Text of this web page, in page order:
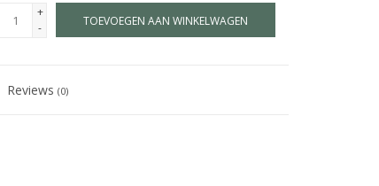
+
-
TOEVOEGEN AAN WINKELWAGEN
Reviews(0)